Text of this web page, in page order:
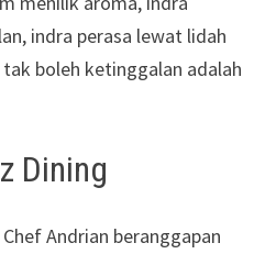
indra perasa lewat lidah
boleh ketinggalan adalah
Dining
Andrian beranggapan